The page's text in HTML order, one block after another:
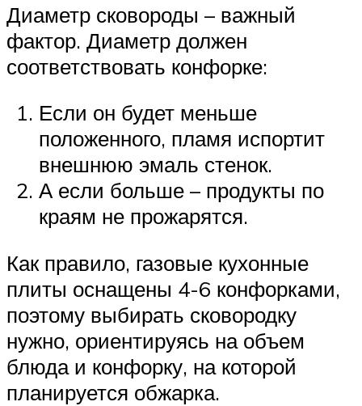
Диаметр сковороды – важный
фактор. Диаметр должен
соответствовать конфорке:
Если он будет меньше
положенного, пламя испортит
внешнюю эмаль стенок.
А если больше – продукты по
краям не прожарятся.
Как правило, газовые кухонные
плиты оснащены 4-6 конфорками,
поэтому выбирать сковородку
нужно, ориентируясь на объем
блюда и конфорку, на которой
планируется обжарка.